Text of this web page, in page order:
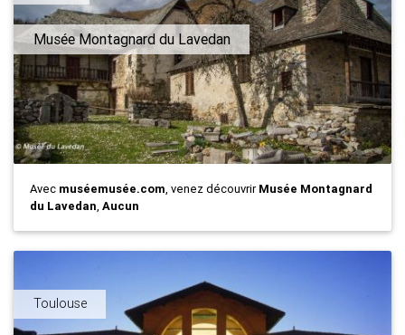
Musée Montagnard du Lavedan
Avec muséemusée.com, venez découvrirMusée Montagnard
du Lavedan, Aucun
Toulouse